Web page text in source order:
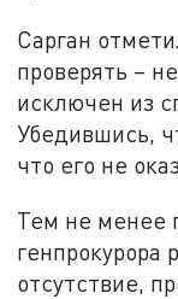
Сарган
проверять –
исключен из
Убедившись,
что его не
Тем не менее
генпрокурора
отсутствие,